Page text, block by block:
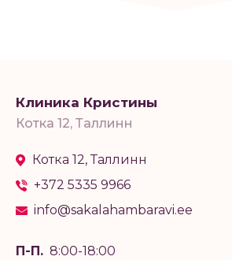
Клиника Кристины
Котка 12, Таллинн
Котка 12, Таллинн
+372 5335 9966
info@sakalahambaravi.ee
П-П. 8:00-18:00